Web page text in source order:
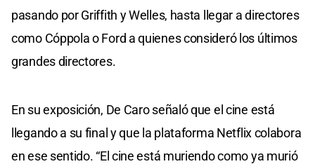
pasando por Griffith y Welles, hasta llegar a directores
como Cóppola o Ford a quienes consideró los últimos
grandes directores.
En su exposición, De Caro señaló que el cine está
llegando a su final y que la plataforma Netflix colabora
en ese sentido. “El cine está muriendo como ya murió